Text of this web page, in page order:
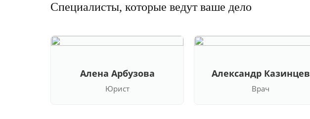
Специалисты, которые ведут ваше дело
Алена Арбузова
Юрист
Александр Казинцев
Врач